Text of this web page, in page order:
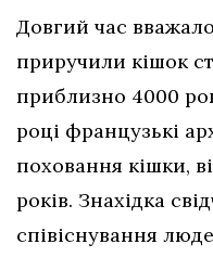
Довгий час
приручили кішок
приблизно 4000
році французькі
поховання кішки,
років. Знахідка
співіснування